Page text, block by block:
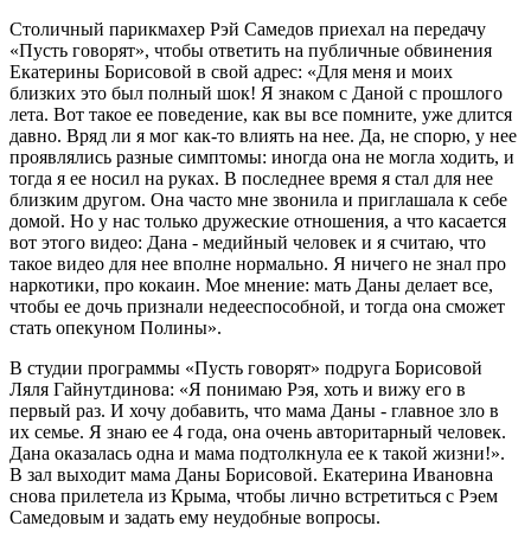
Столичный парикмахер Рэй Самедов приехал на передачу
«Пусть говорят», чтобы ответить на публичные обвинения
Екатерины Борисовой в свой адрес: «Для меня и моих
близких это был полный шок! Я знаком с Даной с прошлого
лета. Вот такое ее поведение, как вы все помните, уже длится
давно. Вряд ли я мог как-то влиять на нее. Да, не спорю, у нее
проявлялись разные симптомы: иногда она не могла ходить, и
тогда я ее носил на руках. В последнее время я стал для нее
близким другом. Она часто мне звонила и приглашала к себе
домой. Но у нас только дружеские отношения, а что касается
вот этого видео: Дана - медийный человек и я считаю, что
такое видео для нее вполне нормально. Я ничего не знал про
наркотики, про кокаин. Мое мнение: мать Даны делает все,
чтобы ее дочь признали недееспособной, и тогда она сможет
стать опекуном Полины».
В студии программы «Пусть говорят» подруга Борисовой
Ляля Гайнутдинова: «Я понимаю Рэя, хоть и вижу его в
первый раз. И хочу добавить, что мама Даны - главное зло в
их семье. Я знаю ее 4 года, она очень авторитарный человек.
Дана оказалась одна и мама подтолкнула ее к такой жизни!».
В зал выходит мама Даны Борисовой. Екатерина Ивановна
снова прилетела из Крыма, чтобы лично встретиться с Рэем
Самедовым и задать ему неудобные вопросы.